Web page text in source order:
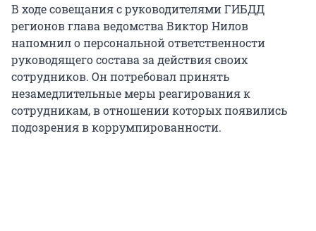
В ходе совещания с руководителями ГИБДД
регионов глава ведомства Виктор Нилов
напомнил о персональной ответственности
руководящего состава за действия своих
сотрудников. Он потребовал принять
незамедлительные меры реагирования к
сотрудникам, в отношении которых появились
подозрения в коррумпированности.